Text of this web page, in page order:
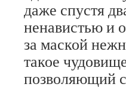
даже спустя
ненавистью и
за маской
такое
позволяющий